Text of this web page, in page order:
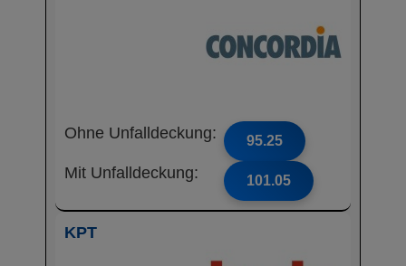
Ohne Unfalldeckung: 95.25
Mit Unfalldeckung: 101.05
KPT